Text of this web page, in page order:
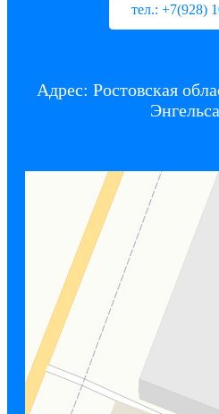
тел.: +7(928)
Адрес: Ростовская